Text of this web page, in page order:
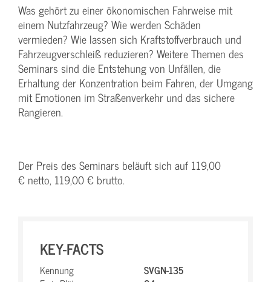
Was gehört zu einer ökonomischen Fahrweise mit
einem Nutzfahrzeug? Wie werden Schäden
vermieden? Wie lassen sich Kraftstoffverbrauch und
Fahrzeugverschleiß reduzieren? Weitere Themen des
Seminars sind die Entstehung von Unfällen, die
Erhaltung der Konzentration beim Fahren, der Umgang
mit Emotionen im Straßenverkehr und das sichere
Rangieren.
Der Preis des Seminars beläuft sich auf 119,00
€ netto, 119,00 € brutto.
KEY-FACTS
Kennung
SVGN-135